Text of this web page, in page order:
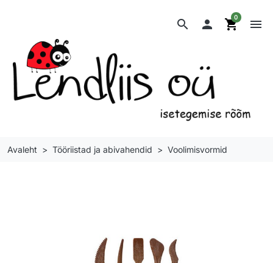
search  shopping_cart
0 menu
Avaleht Tööriistad ja abivahendid Voolimisvormid